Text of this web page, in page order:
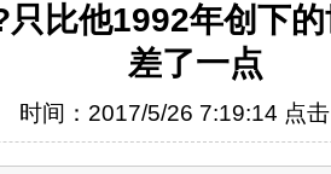
比他1992年创下
差了一点
时间：2017/5/26 7:19:14 点